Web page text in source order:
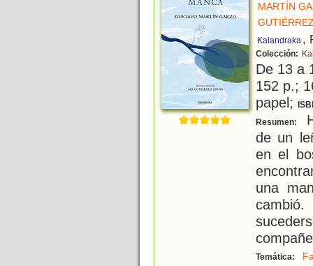
MARTÍN
Kalandraka ,
Colección:
De 13 a
152 p.;
papel;
Resumen:
de un
en el
una
Temática: